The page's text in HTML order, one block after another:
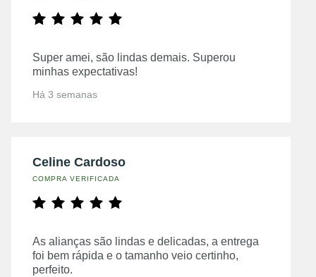
Super amei, são lindas demais. Superou
minhas expectativas!
Há 3 semanas
Celine Cardoso
COMPRA VERIFICADA
As alianças são lindas e delicadas, a entrega
foi bem rápida e o tamanho veio certinho,
perfeito.